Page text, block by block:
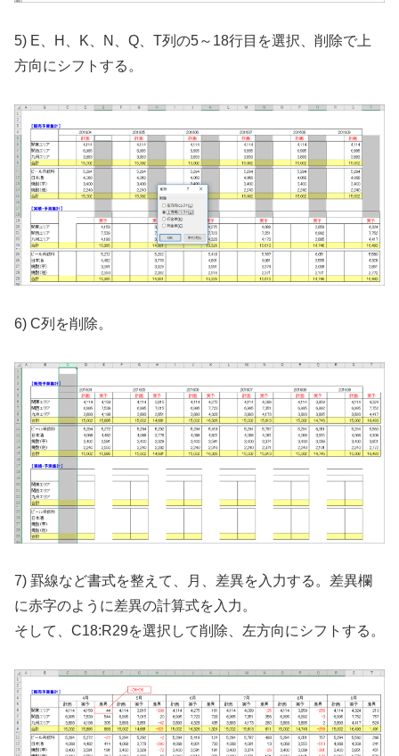
5) E、H、K、N、Q、T列の5～18行目を選択、削除で上
方向にシフトする。
6) C列を削除。
7) 罫線など書式を整えて、月、差異を入力する。差異欄
に赤字のように差異の計算式を入力。
そして、C18:R29を選択して削除、左方向にシフトする。